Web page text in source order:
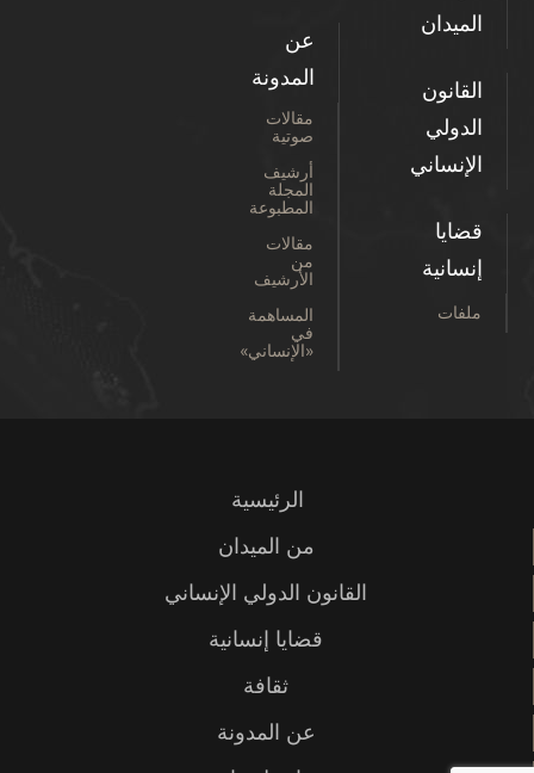
الميدان
القانون
الدولي
الإنساني
قضايا
إنسانية
ملفات
عن
المدونة
مقالات
صوتية
أرشيف
المجلة
المطبوعة
مقالات
من
الأرشيف
المساهمة
في
«الإنساني»
الرئيسية
من الميدان
القانون الدولي الإنساني
قضايا إنسانية
ثقافة
عن المدونة